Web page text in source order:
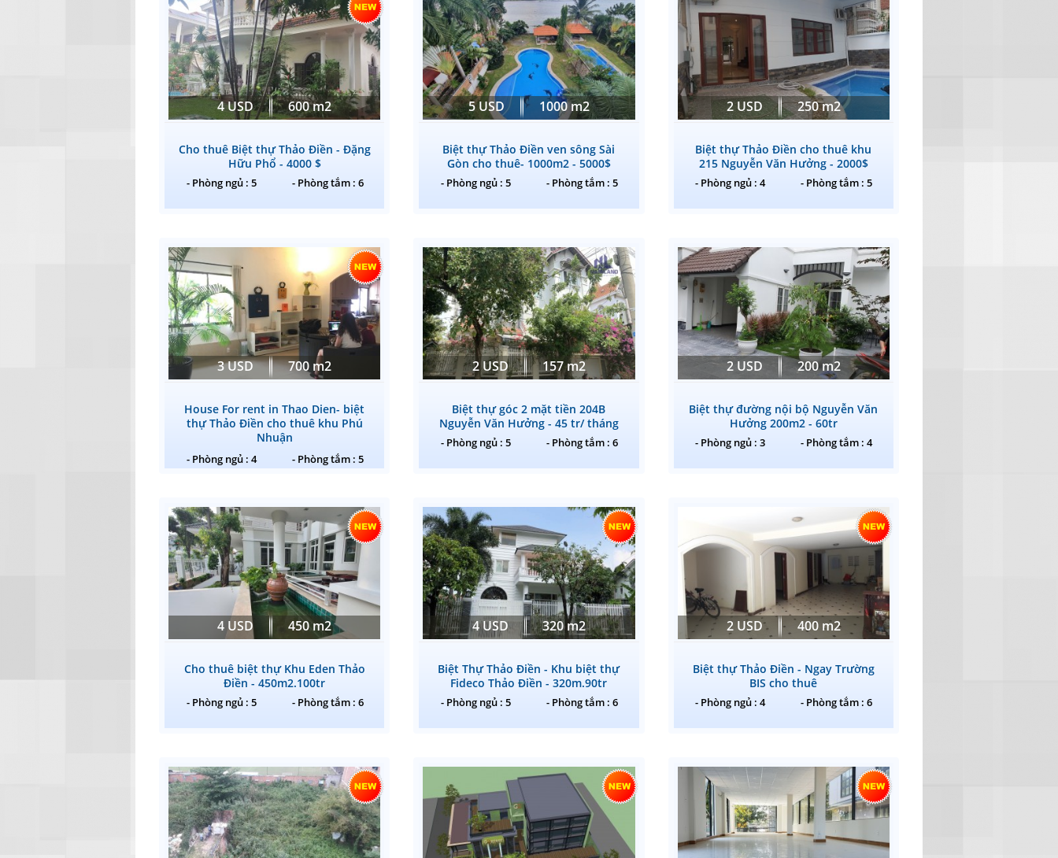
4 USD 600 m2
Cho thuê Biệt thự Thảo Điền - Đặng
Hữu Phổ - 4000 $
- Phòng ngủ : 5 - Phòng tắm : 6
5 USD 1000 m2
Biệt thự Thảo Điền ven sông Sài
Gòn cho thuê- 1000m2 - 5000$
- Phòng ngủ : 5 - Phòng tắm : 5
2 USD 250 m2
Biệt thự Thảo Điền cho thuê khu
215 Nguyễn Văn Hưởng - 2000$
- Phòng ngủ : 4 - Phòng tắm : 5
3 USD 700 m2
House For rent in Thao Dien- biệt
thự Thảo Điền cho thuê khu Phú
Nhuận
- Phòng ngủ : 4 - Phòng tắm : 5
2 USD 157 m2
Biệt thự góc 2 mặt tiền 204B
Nguyễn Văn Hưởng - 45 tr/ tháng
- Phòng ngủ : 5 - Phòng tắm : 6
2 USD 200 m2
Biệt thự đường nội bộ Nguyễn Văn
Hưởng 200m2 - 60tr
- Phòng ngủ : 3 - Phòng tắm : 4
4 USD 450 m2
Cho thuê biệt thự Khu Eden Thảo
Điền - 450m2.100tr
- Phòng ngủ : 5 - Phòng tắm : 6
4 USD 320 m2
Biệt Thự Thảo Điền - Khu biệt thự
Fideco Thảo Điền - 320m.90tr
- Phòng ngủ : 5 - Phòng tắm : 6
2 USD 400 m2
Biệt thự Thảo Điền - Ngay Trường
BIS cho thuê
- Phòng ngủ : 4 - Phòng tắm : 6